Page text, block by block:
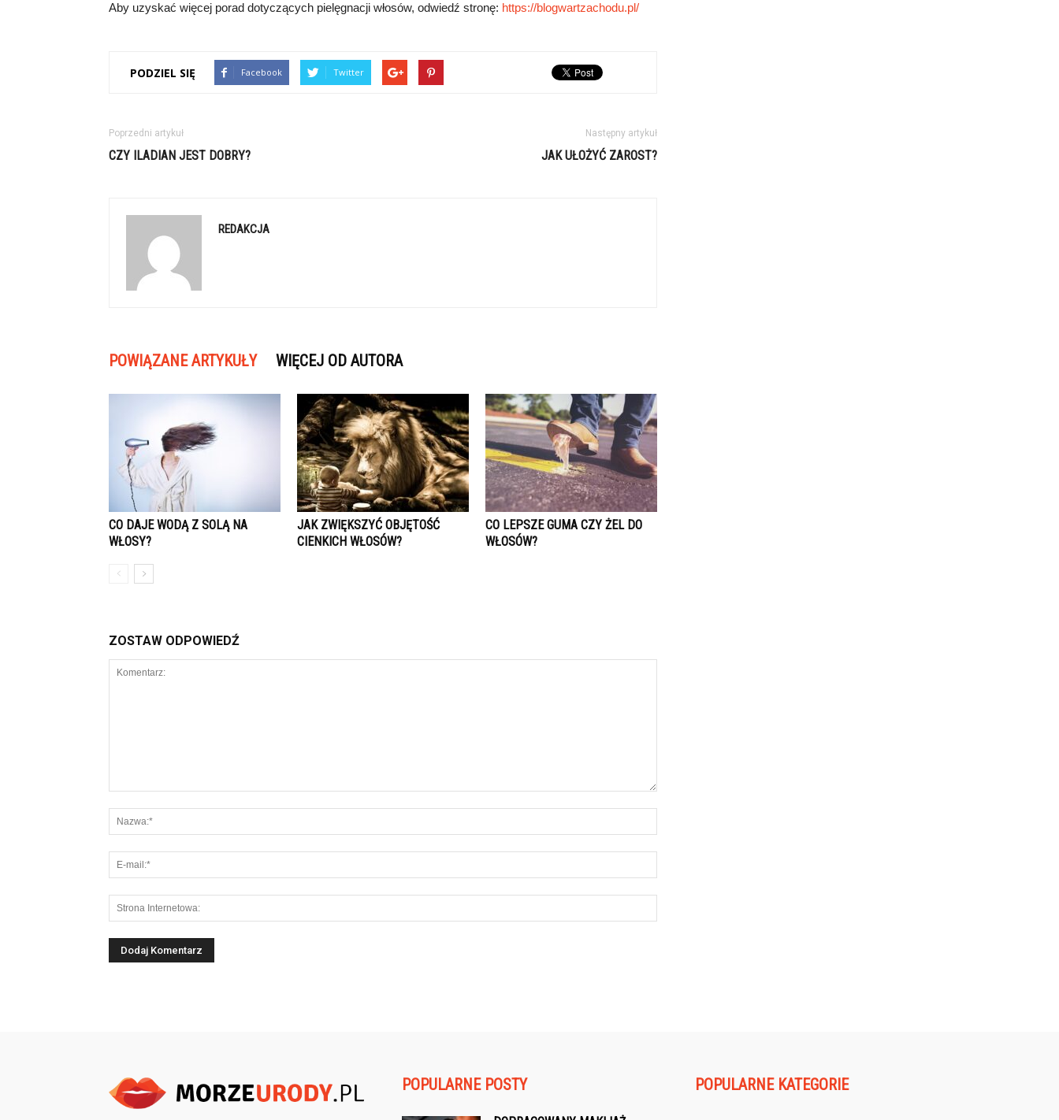
Aby uzyskać więcej porad dotyczących pielęgnacji włosów, odwiedź stronę: https://blogwartzachodu.pl/
PODZIEL SIĘ Facebook Twitter
Poprzedni artykuł
CZY ILADIAN JEST DOBRY?
Następny artykuł
JAK UŁOŻYĆ ZAROST?
REDAKCJA
POWIĄZANE ARTYKUŁY WIĘCEJ OD AUTORA
CO DAJE WODĄ Z SOLĄ NA
WŁOSY?
JAK ZWIĘKSZYĆ OBJĘTOŚĆ
CIENKICH WŁOSÓW?
CO LEPSZE GUMA CZY ŻEL DO
WŁOSÓW?
ZOSTAW ODPOWIEDŹ
POPULARNE POSTY POPULARNE KATEGORIE